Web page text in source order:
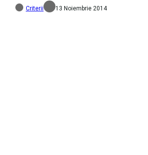
Criterii 13 Noiembrie 2014